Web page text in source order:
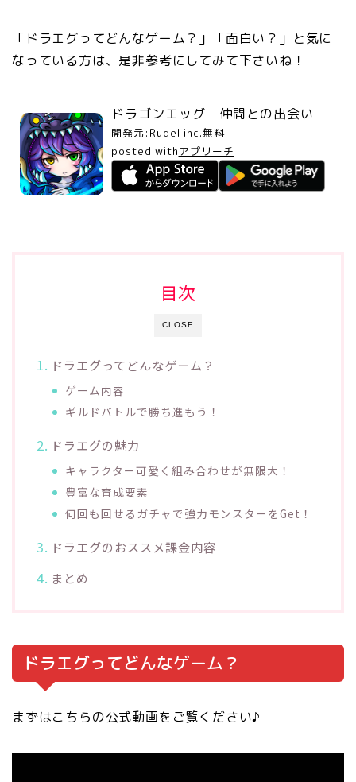
「ドラエグってどんなゲーム？」「面白い？」と気に
なっている方は、是非参考にしてみて下さいね！
ドラゴンエッグ 仲間との出会い
開発元: Rudel inc.無料
posted with アプリーチ
CLOSE
目次
ドラエグってどんなゲーム？
ゲーム内容
ギルドバトルで勝ち進もう！
ドラエグの魅力
キャラクター可愛く組み合わせが無限大！
豊富な育成要素
何回も回せるガチャで強力モンスターをGet！
ドラエグのおススメ課金内容
まとめ
ドラエグってどんなゲーム？
まずはこちらの公式動画をご覧ください♪